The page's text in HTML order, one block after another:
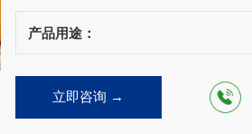
产品用途：
立即咨询 →